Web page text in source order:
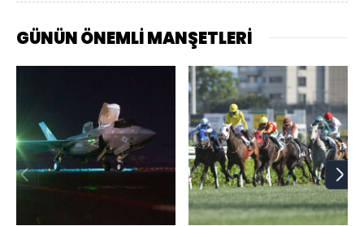
GÜNÜN ÖNEMLİ MANŞETLERİ